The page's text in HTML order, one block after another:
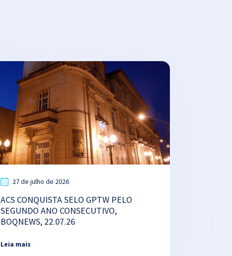
27 de julho de 2026
ACS CONQUISTA SELO GPTW PELO
SEGUNDO ANO CONSECUTIVO,
BOQNEWS, 22.07.26
Leia mais